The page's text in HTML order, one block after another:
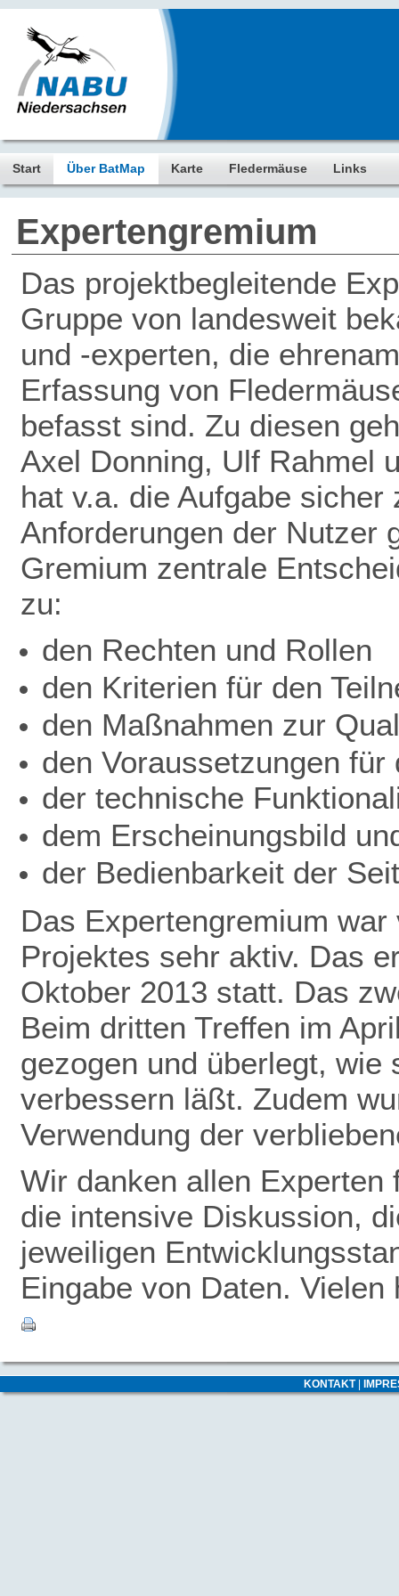
Start Über BatMap Karte Fledermäuse Links
Expertengremium
Das projektbegleitende
Gruppe von landesweit
und -experten, die
Erfassung von
befasst sind. Zu diesen
Axel Donning, Ulf Rahmel
hat v.a. die Aufgabe
Anforderungen der Nutzer
Gremium zentrale
zu:
den Rechten und Rollen
den Kriterien für den
den Maßnahmen zur
den Voraussetzungen
der technische
dem Erscheinungsbild
der Bedienbarkeit der
Das Expertengremium
Projektes sehr aktiv. Das
Oktober 2013 statt. Das
Beim dritten Treffen im
gezogen und überlegt, wie
verbessern läßt. Zudem
Verwendung der
Wir danken allen
die intensive Diskussion,
jeweiligen
Eingabe von Daten.
KONTAKT|